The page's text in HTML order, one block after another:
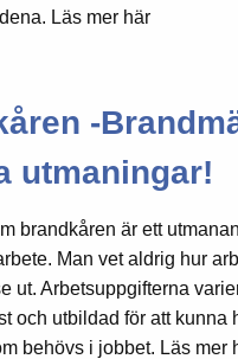
Läs mer här
-
utmaningar!
brandkåren är ett
Man vet aldrig hur
ut. Arbetsuppgifterna
och utbildad för att kunna
behövs i jobbet. Läs mer